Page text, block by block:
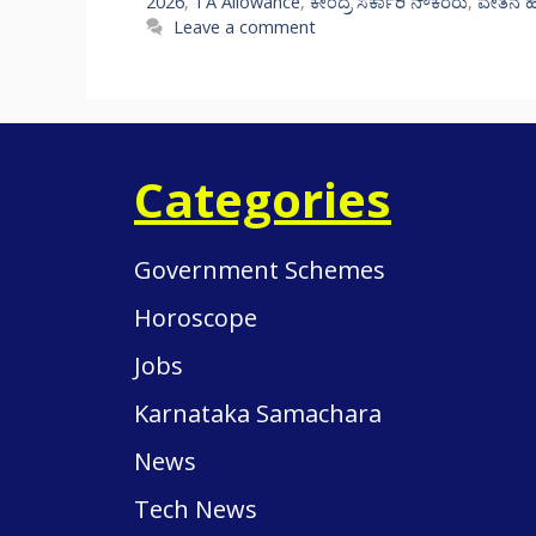
Leave a comment
Categories
Government Schemes
Horoscope
Jobs
Karnataka Samachara
News
Tech News